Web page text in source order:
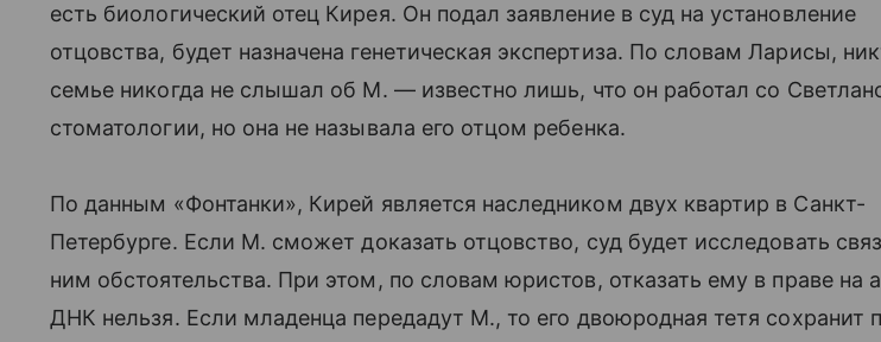
есть биологический отец Кирея. Он подал заявление в суд на установление
отцовства, будет назначена генетическая экспертиза. По словам Ларисы,
семье никогда не слышал об М. — известно лишь, что он работал со
стоматологии, но она не называла его отцом ребенка.
По данным «Фонтанки», Кирей является наследником двух квартир в Санкт-
Петербурге. Если М. сможет доказать отцовство, суд будет исследовать
ним обстоятельства. При этом, по словам юристов, отказать ему в праве на
ДНК нельзя. Если младенца передадут М., то его двоюродная тетя сохранит